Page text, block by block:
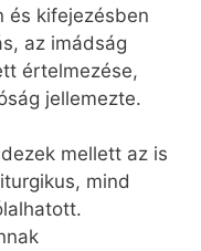
és kifejezésben
az imádság
értelmezése,
jellemezte.
mellett az is
mind